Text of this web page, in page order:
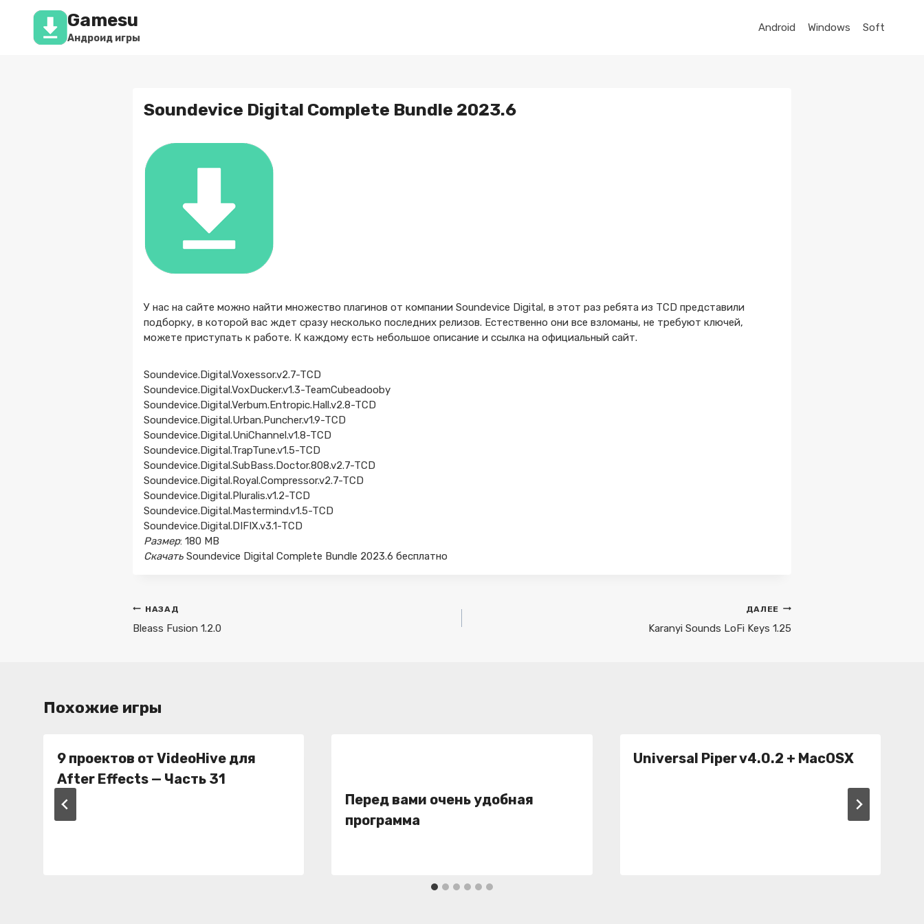
Перейти
содержимому
Gamesu
Андроид игры
Android Windows Soft
Soundevice Digital Complete Bundle 2023.6
У нас на сайте можно найти множество плагинов от компании Soundevice Digital, в этот раз ребята из TCD представили
подборку, в которой вас ждет сразу несколько последних релизов. Естественно они все взломаны, не требуют ключей,
можете приступать к работе. К каждому есть небольшое описание и ссылка на официальный сайт.
Soundevice.Digital.Voxessor.v2.7-TCD
Soundevice.Digital.VoxDucker.v1.3-TeamCubeadooby
Soundevice.Digital.Verbum.Entropic.Hall.v2.8-TCD
Soundevice.Digital.Urban.Puncher.v1.9-TCD
Soundevice.Digital.UniChannel.v1.8-TCD
Soundevice.Digital.TrapTune.v1.5-TCD
Soundevice.Digital.SubBass.Doctor.808.v2.7-TCD
Soundevice.Digital.Royal.Compressor.v2.7-TCD
Soundevice.Digital.Pluralis.v1.2-TCD
Soundevice.Digital.Mastermind.v1.5-TCD
Soundevice.Digital.DIFIX.v3.1-TCD
Размер: 180 MB
СкачатьSoundevice Digital Complete Bundle 2023.6 бесплатно
Навигация
по
НАЗАД
Bleass Fusion 1.2.0
ДАЛЕЕ
Karanyi Sounds LoFi Keys 1.25
Похожие игры
9 проектов от VideoHive для
After Effects — Часть 31
Перед вами очень удобная
программа
Universal Piper v4.0.2 + MacOSX